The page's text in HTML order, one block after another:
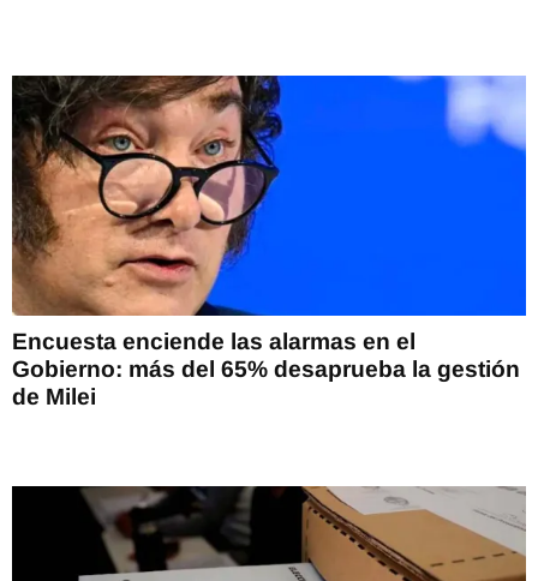
Encuesta enciende las alarmas en el
Gobierno: más del 65% desaprueba la gestión
de Milei